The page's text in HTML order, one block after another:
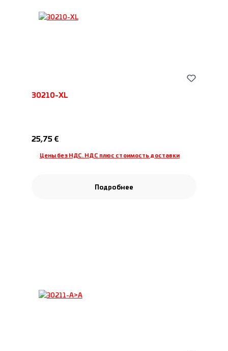
30210-XL
Обычная цена:
25,75 €
Цены без НДС. НДС плюс стоимость доставки
Подробнее